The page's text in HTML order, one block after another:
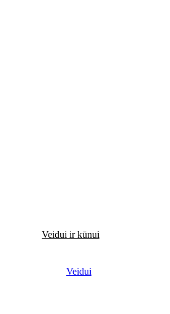
Veidui ir kūnui
Veidui